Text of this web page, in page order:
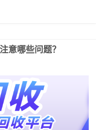
意哪些问题？